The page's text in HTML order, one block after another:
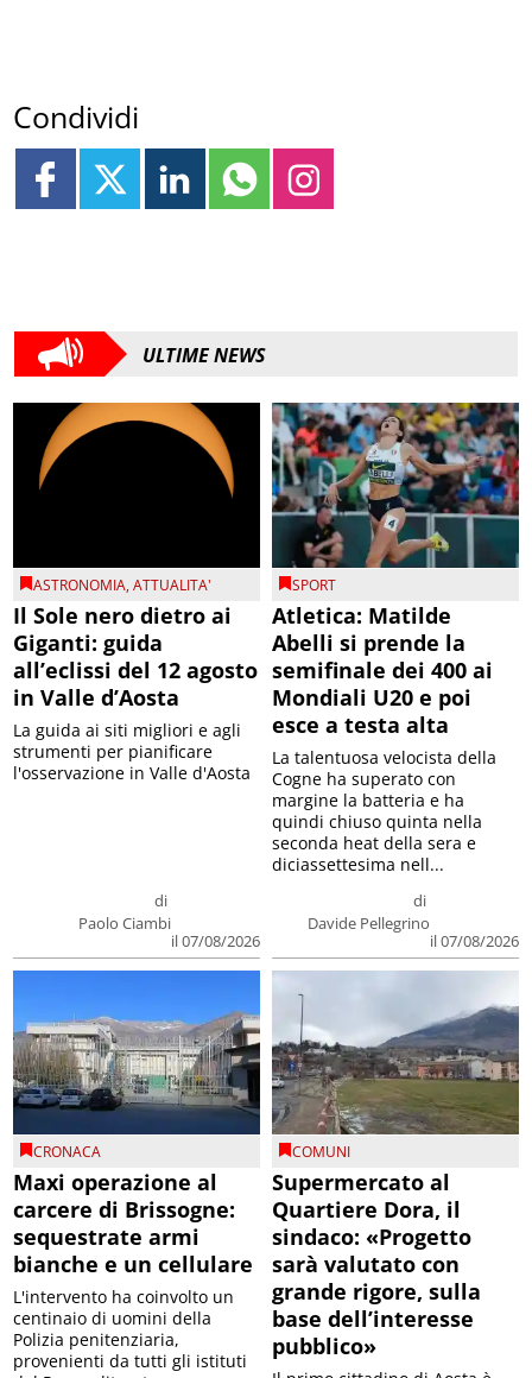
Condividi
ULTIME NEWS
ASTRONOMIA,ATTUALITA'
Il Sole nero dietro ai
Giganti: guida
all’eclissi del 12 agosto
in Valle d’Aosta
di
Paolo Ciambi
il 07/08/2026
La guida ai siti migliori e agli
strumenti per pianificare
l'osservazione in Valle d'Aosta
SPORT
Atletica: Matilde
Abelli si prende la
semifinale dei 400 ai
Mondiali U20 e poi
esce a testa alta
di
Davide Pellegrino
il 07/08/2026
La talentuosa velocista della
Cogne ha superato con
margine la batteria e ha
quindi chiuso quinta nella
seconda heat della sera e
diciassettesima nell...
CRONACA
Maxi operazione al
carcere di Brissogne:
sequestrate armi
bianche e un cellulare
L'intervento ha coinvolto un
centinaio di uomini della
Polizia penitenziaria,
provenienti da tutti gli istituti
COMUNI
Supermercato al
Quartiere Dora, il
sindaco: «Progetto
sarà valutato con
grande rigore, sulla
base dell’interesse
pubblico»